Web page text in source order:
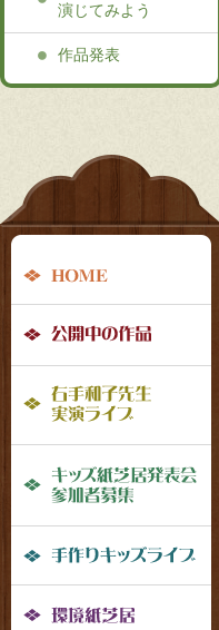
演じてみよう
作品発表
ロ
ー
ル
ナ
ビ
ゲ
ー
シ
ン